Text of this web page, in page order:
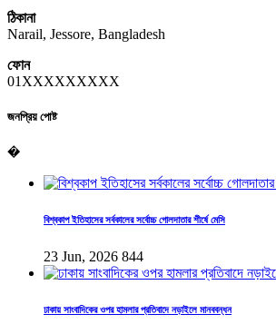
ঠিকানা
Narail, Jessore, Bangladesh
ফোন
01XXXXXXXXX
জনপ্রিয় পোষ্ট
�
বিশ্বকাপ ইতিহাসের সর্বকালের সর্বোচ্চ গোলদাতার শীর্ষে মেসি
23 Jun, 2026 844
ঢাকায় সাংবাদিকের ওপর হামলার প্রতিবাদে নড়াইলে মানববন্ধন